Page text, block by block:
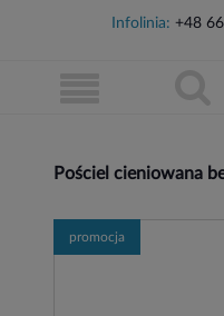
Infolinia: +48
Pościel cieniowana
promocja